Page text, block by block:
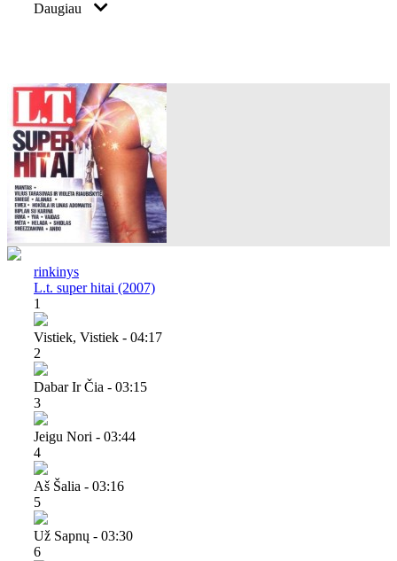
Daugiau
rinkinys
L.t. super hitai (2007)
1
Vistiek, Vistiek - 04:17
2
Dabar Ir Čia - 03:15
3
Jeigu Nori - 03:44
4
Aš Šalia - 03:16
5
Už Sapnų - 03:30
6